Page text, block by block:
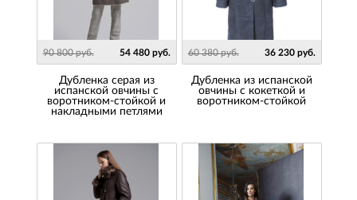
90 800 руб. 54 480 руб.
Дубленка серая из
испанской овчины с
воротником-стойкой и
накладными петлями
60 380 руб. 36 230 руб.
Дубленка из испанской
овчины с кокеткой и
воротником-стойкой